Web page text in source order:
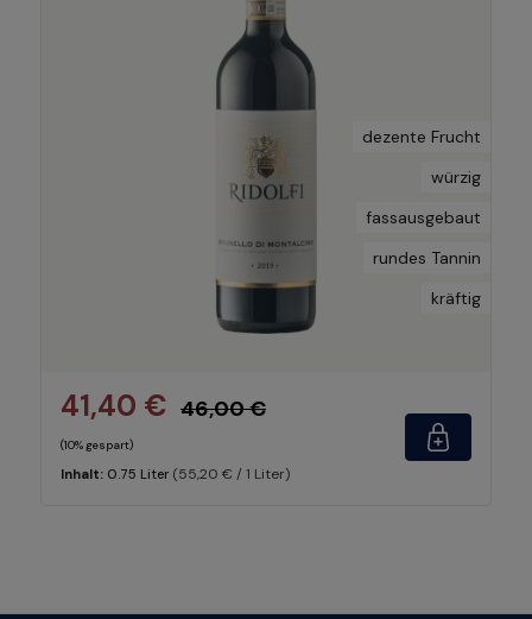
dezente Frucht
würzig
fassausgebaut
rundes Tannin
kräftig
41,40 € 46,00 €
(10% gespart)
Inhalt: 0.75 Liter (55,20 € / 1 Liter)